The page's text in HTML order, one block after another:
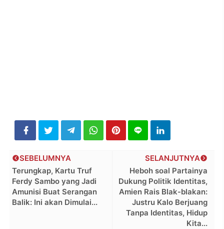
SELANJUTNYA
Heboh soal Partainya
Dukung Politik Identitas,
Amien Rais Blak-blakan:
Justru Kalo Berjuang
Tanpa Identitas, Hidup
Kita...
SEBELUMNYA
Terungkap, Kartu Truf
Ferdy Sambo yang Jadi
Amunisi Buat Serangan
Balik: Ini akan Dimulai...